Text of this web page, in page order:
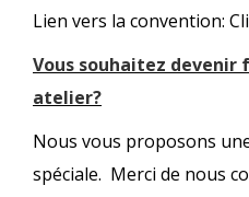
Lien vers la convention:
Vous souhaitez devenir
atelier?
Nous vous proposons
spéciale. Merci de nous